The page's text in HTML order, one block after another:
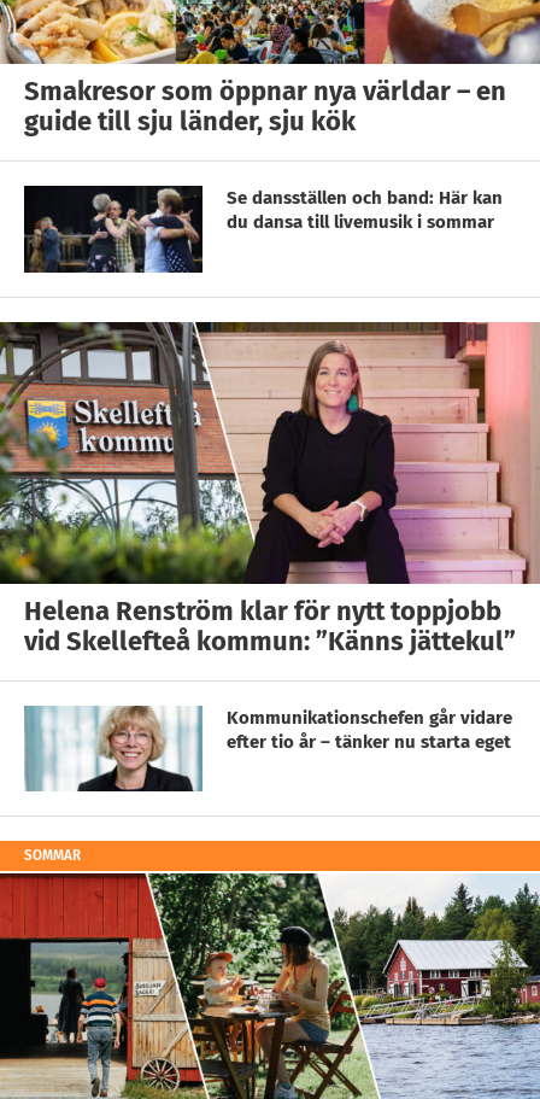
Smakresor som öppnar nya världar – en
guide till sju länder, sju kök
Se dansställen och band: Här kan
du dansa till livemusik i sommar
Helena Renström klar för nytt toppjobb
vid Skellefteå kommun: ”Känns jättekul”
Kommunikationschefen går vidare
efter tio år – tänker nu starta eget
SOMMAR